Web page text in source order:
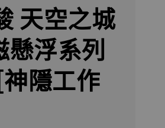
天空之城
懸浮系列
隱工作